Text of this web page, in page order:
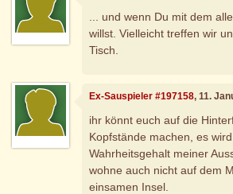
... und wenn Du mit dem
willst. Vielleicht treffen wir
Tisch.
Ex-Sauspieler #197158, 11.
ihr könnt euch auf die
Kopfstände machen, es
Wahrheitsgehalt meiner
wohne auch nicht auf dem
einsamen Insel.